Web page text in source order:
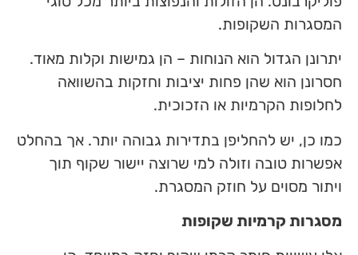
המסגרות השקופות.
יתרונן הגדול הוא הנוחות – הן גמישות וקלות מאוד.
חסרונן הוא שהן פחות יציבות וחזקות בהשוואה
לחלופות הקרמיות או הזכוכית.
כמו כן, יש להחליפן בתדירות גבוהה יותר. אך בהחלט
אפשרות טובה וזולה למי שרוצה יישור שקוף תוך
ויתור מסוים על חוזק המסגרת.
מסגרות קרמיות שקופות